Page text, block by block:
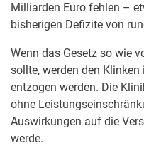
Milliarden Euro fehlen –
bisherigen Defizite von
Wenn das Gesetz so wie
sollte, werden den
entzogen werden. Die
ohne
Auswirkungen auf die
werde.